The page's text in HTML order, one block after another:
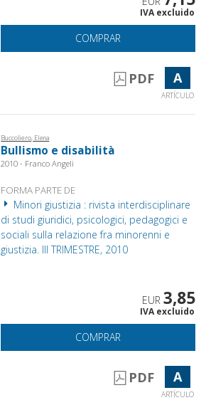
IVA excluido
COMPRAR
PDF A
ARTÍCULO
Buccoliero, Elena
Bullismo e disabilità
2010 - Franco Angeli
FORMA PARTE DE
Minori giustizia : rivista interdisciplinare
di studi giuridici, psicologici, pedagogici e
sociali sulla relazione fra minorenni e
giustizia. III TRIMESTRE, 2010
EUR 3,85
IVA excluido
COMPRAR
PDF A
ARTÍCULO